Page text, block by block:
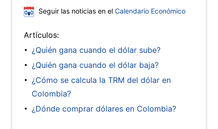
Seguir las noticias en el Calendario Económico
Artículos:
¿Quién gana cuando el dólar sube?
¿Quién gana cuando el dólar baja?
¿Cómo se calcula la TRM del dólar en
Colombia?
¿Dónde comprar dólares en Colombia?